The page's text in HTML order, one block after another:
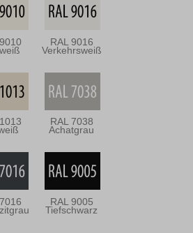
RAL 9016
Verkehrsweiß
RAL 7038
Achatgrau
RAL 9005
Tiefschwarz